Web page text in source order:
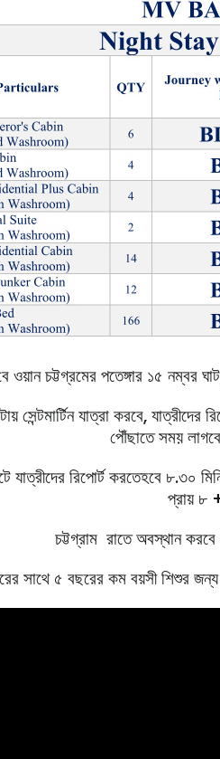
ওয়ান চট্টগ্রমের পতেঙ্গার ১৫ নম্বর
যাত্রা করবে, যাত্রীদের
পৌঁছাতে সময়
রিপোর্ট করতেহবে ৮.৩০
প্রায় ৮
চট্টগ্রাম রাতে অবস্থান করবে
সাথে ৫ বছরের কম বয়সী শিশুর